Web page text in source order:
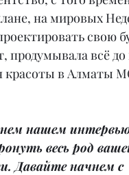
на мировых
свою
продумывала всё
красоты в Алматы
нашем
весь род
Давайте начнем с